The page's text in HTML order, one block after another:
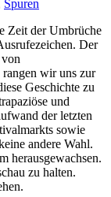
Spuren
Zeit der Umbrüche
Der
rangen wir uns zur
Geschichte zu
und
der letzten
sowie
andere Wahl.
herausgewachsen.
zu halten.